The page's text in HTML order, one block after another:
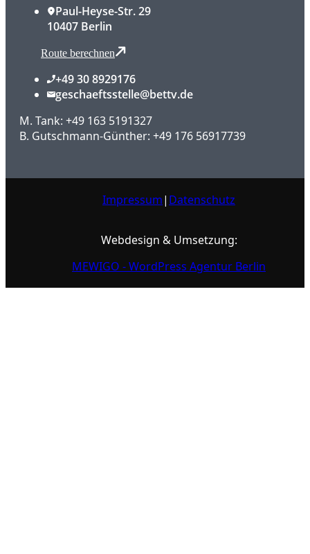
Paul-Heyse-Str. 29
10407 Berlin
Route berechnen
+49 30 8929176
geschaeftsstelle@bettv.de
M. Tank: +49 163 5191327
B. Gutschmann-Günther: +49 176 56917739
Impressum| Datenschutz
Webdesign & Umsetzung:
MEWIGO - WordPress Agentur Berlin